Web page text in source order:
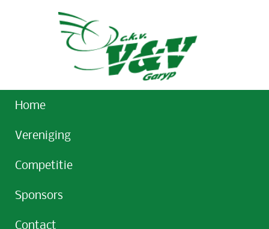
Home
Vereniging
Competitie
Sponsors
Contact